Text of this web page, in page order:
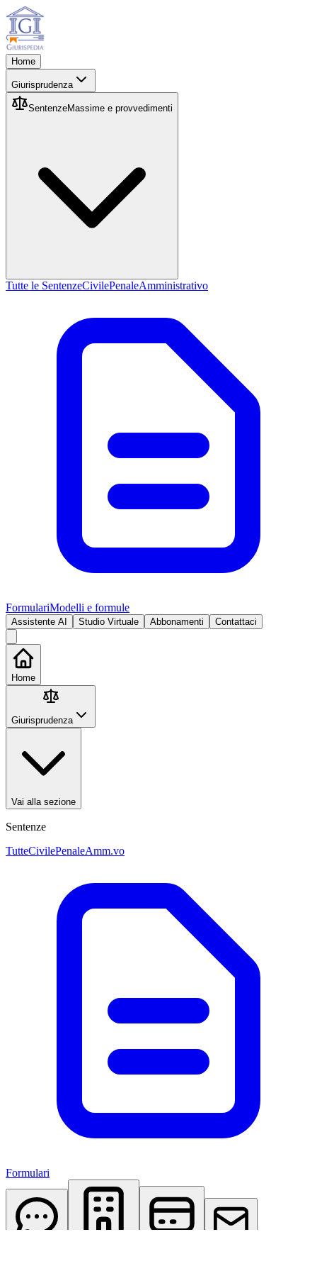
Home
Giurisprudenza
SentenzeMassime e provvedimenti
Tutte le SentenzeCivilePenaleAmministrativo
FormulariModelli e formule
Assistente AI Studio Virtuale Abbonamenti Contattaci
Home
Giurisprudenza
Vai alla sezione
Sentenze
TutteCivilePenaleAmm.vo
Formulari